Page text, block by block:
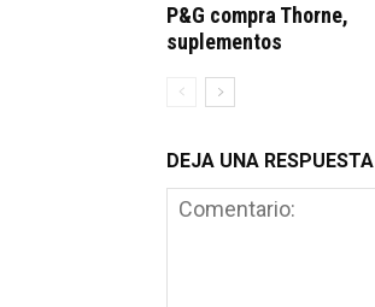
P&G compra Thorne,
suplementos
DEJA UNA RESPUESTA